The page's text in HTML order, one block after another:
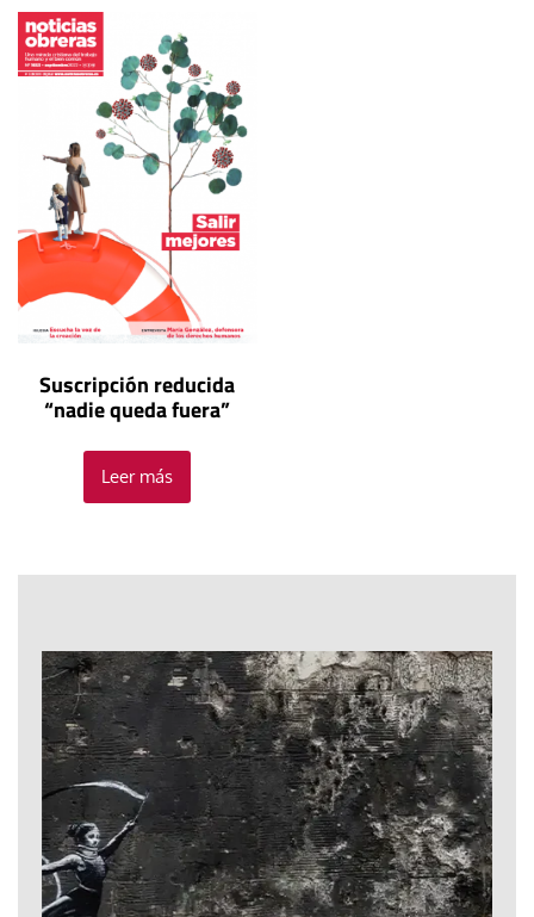
Suscripción reducida
“nadie queda fuera”
Leer más